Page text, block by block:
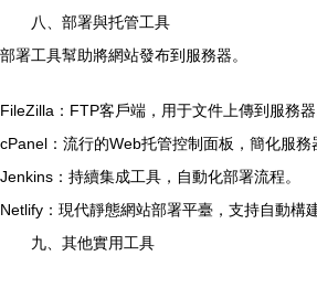
八、部署與托管工具
部署工具幫助將網站發布到服務器。
FileZilla：FTP客戶端，用于文件上傳到服務器
cPanel：流行的Web托管控制面板，簡化服務
Jenkins：持續集成工具，自動化部署流程。
Netlify：現代靜態網站部署平臺，支持自動構建
九、其他實用工具